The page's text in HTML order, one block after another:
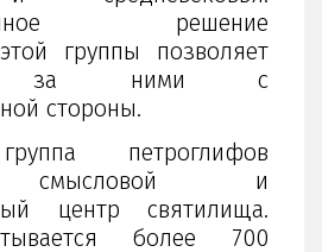
решение
группы позволяет
за ними с
стороны.
петроглифов
смысловой и
центр святилища.
более 700